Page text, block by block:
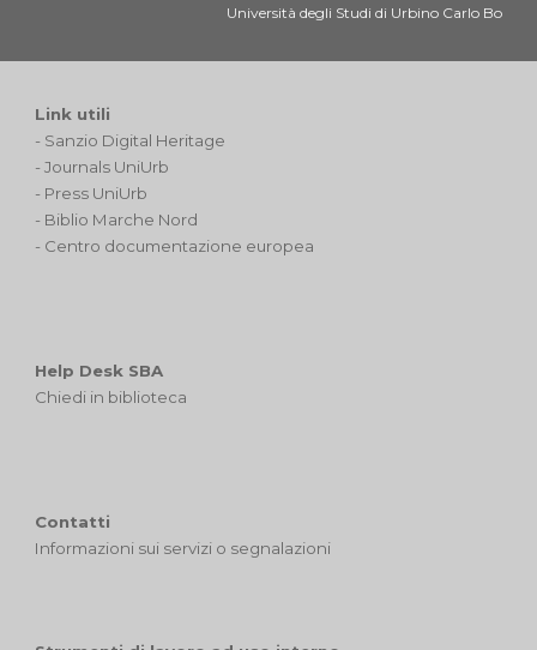
Università degli Studi di Urbino Carlo Bo
Link utili
- Sanzio Digital Heritage
-Journals UniUrb
- Press UniUrb
- Biblio Marche Nord
- Centro documentazione europea
Help Desk SBA
Chiedi in biblioteca
Contatti
Informazioni sui servizi o segnalazioni